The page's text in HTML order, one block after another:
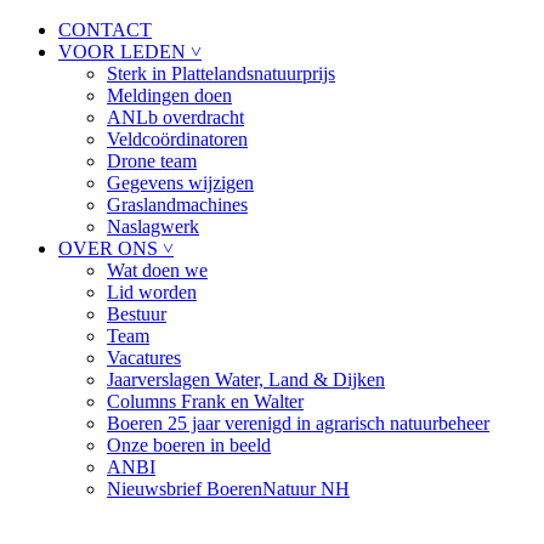
CONTACT
VOOR LEDEN ˅
Sterk in Plattelandsnatuurprijs
Meldingen doen
ANLb overdracht
Veldcoördinatoren
Drone team
Gegevens wijzigen
Graslandmachines
Naslagwerk
OVER ONS ˅
Wat doen we
Lid worden
Bestuur
Team
Vacatures
Jaarverslagen Water, Land & Dijken
Columns Frank en Walter
Boeren 25 jaar verenigd in agrarisch natuurbeheer
Onze boeren in beeld
ANBI
Nieuwsbrief BoerenNatuur NH